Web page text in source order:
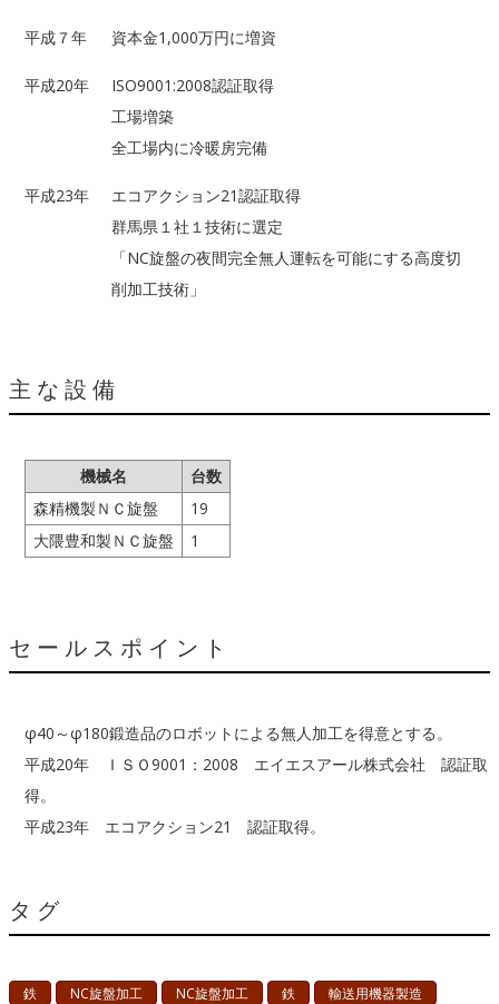
平成７年 資本金1,000万円に増資
平成20年
ISO9001:2008認証取得
工場増築
全工場内に冷暖房完備
平成23年
エコアクション21認証取得
群馬県１社１技術に選定
「NC旋盤の夜間完全無人運転を可能にする高度切
削加工技術」
主な設備
機械名
台数
森精機製ＮＣ旋盤
19
大隈豊和製ＮＣ旋盤
1
セールスポイント
φ40～φ180鍛造品のロボットによる無人加工を得意とする。
平成20年 ＩＳＯ9001：2008 エイエスアール株式会社 認証取
得。
平成23年 エコアクション21 認証取得。
タグ
鉄 NC旋盤加工 NC旋盤加工 鉄
輸送用機器製造